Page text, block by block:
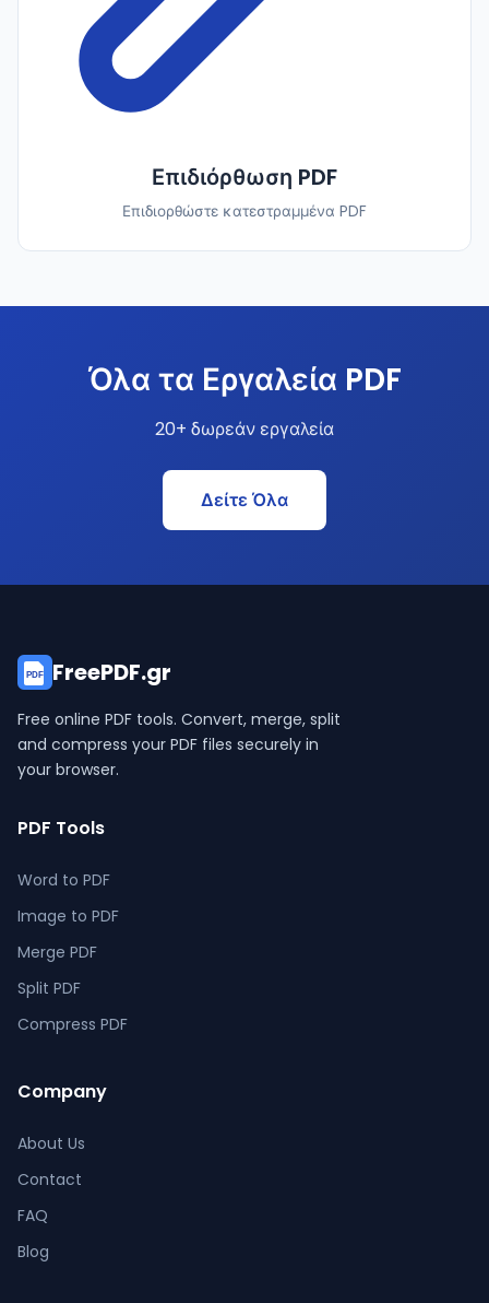
Επιδιόρθωση PDF
Επιδιορθώστε κατεστραμμένα PDF
Όλα τα Εργαλεία PDF
20+ δωρεάν εργαλεία
Δείτε Όλα
PDF FreePDF.gr
Free online PDF tools. Convert, merge, split
and compress your PDF files securely in
your browser.
PDF Tools
Word to PDF
Image to PDF
Merge PDF
Split PDF
Compress PDF
Company
About Us
Contact
FAQ
Blog